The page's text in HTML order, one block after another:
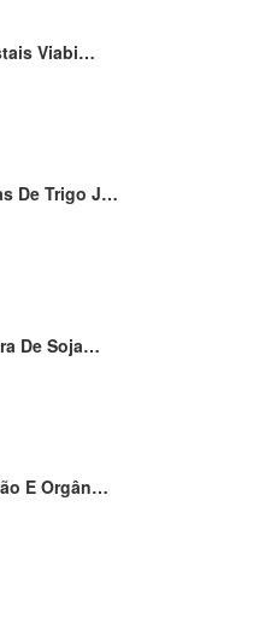
Viabi…
De Trigo J…
De Soja…
E Orgân…